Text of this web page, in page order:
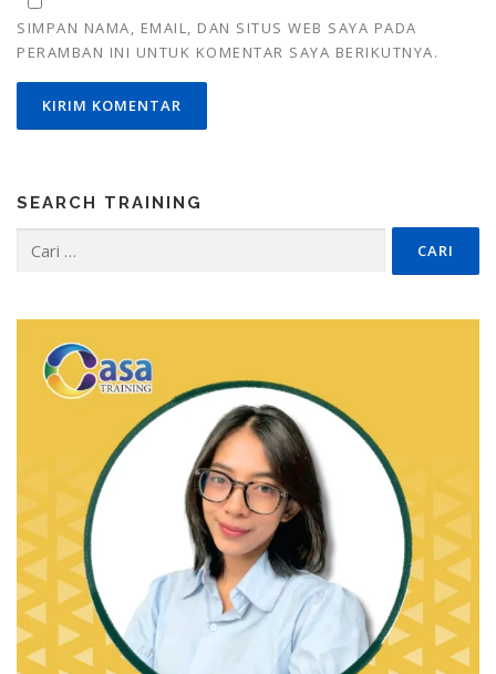
SIMPAN NAMA, EMAIL, DAN SITUS WEB SAYA PADA
PERAMBAN INI UNTUK KOMENTAR SAYA BERIKUTNYA.
SEARCH TRAINING
untuk: